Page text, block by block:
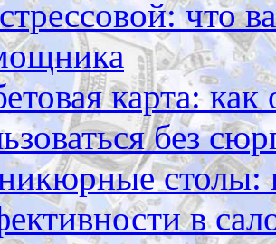
что
карта:
без
столы:
в